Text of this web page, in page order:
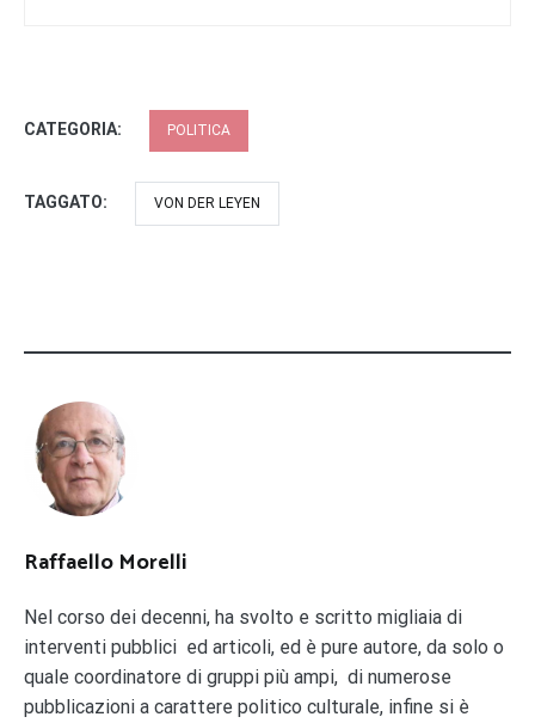
CATEGORIA: POLITICA
TAGGATO: VON DER LEYEN
Raffaello Morelli
Nel corso dei decenni, ha svolto e scritto migliaia di
interventi pubblici ed articoli, ed è pure autore, da solo o
quale coordinatore di gruppi più ampi, di numerose
pubblicazioni a carattere politico culturale, infine si è